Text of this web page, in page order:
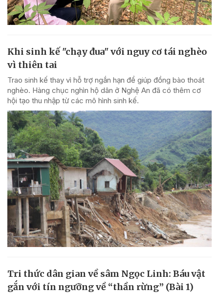
Khi sinh kế "chạy đua" với nguy cơ tái nghèo
vì thiên tai
Trao sinh kế thay vì hỗ trợ ngắn hạn để giúp đồng bào thoát
nghèo. Hàng chục nghìn hộ dân ở Nghệ An đã có thêm cơ
hội tạo thu nhập từ các mô hình sinh kế.
Tri thức dân gian về sâm Ngọc Linh: Báu vật
gắn với tín ngưỡng về “thần rừng” (Bài 1)